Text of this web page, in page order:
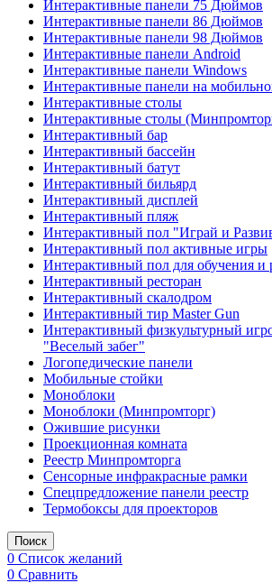
Интерактивные панели 75 Дюймов
Интерактивные панели 86 Дюймов
Интерактивные панели 98 Дюймов
Интерактивные панели Android
Интерактивные панели Windows
Интерактивные панели на
Интерактивные столы
Интерактивные столы
Интерактивный бар
Интерактивный бассейн
Интерактивный батут
Интерактивный бильярд
Интерактивный дисплей
Интерактивный пляж
Интерактивный пол "Играй и
Интерактивный пол активные игры
Интерактивный пол для обучения и
Интерактивный ресторан
Интерактивный скалодром
Интерактивный тир Master Gun
Интерактивный физкультурный
"Веселый забег"
Логопедические панели
Мобильные стойки
Моноблоки
Моноблоки (Минпромторг)
Ожившие рисунки
Проекционная комната
Реестр Минпромторга
Сенсорные инфракрасные рамки
Спецпредложение панели реестр
Термобоксы для проекторов
Поиск
0 Список желаний
0 Сравнить